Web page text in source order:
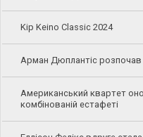
Kip Keino Classic 2024
Арман Дюплантіс розпочав
Американський квартет
комбінованій естафеті